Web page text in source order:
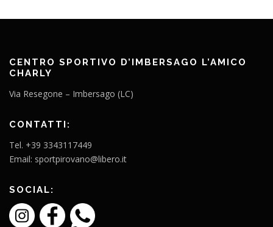
CENTRO SPORTIVO D’IMBERSAGO L’AMICO
CHARLY
Via Resegone – Imbersago (LC)
CONTATTI:
Tel. +39 3343117449
Email: sportpirovano@libero.it
SOCIAL: